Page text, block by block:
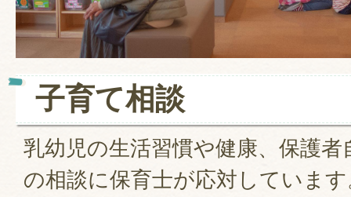
子育て相談
乳幼児の生活習慣や健康、保護
の相談に保育士が応対していま